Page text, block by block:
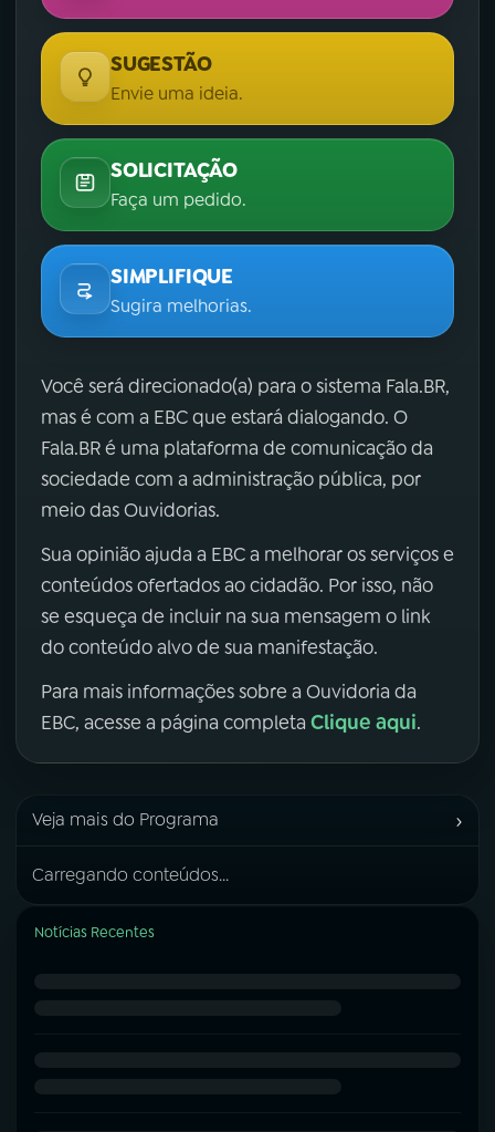
SUGESTÃO
Envie uma ideia.
SOLICITAÇÃO
Faça um pedido.
SIMPLIFIQUE
Sugira melhorias.
Você será direcionado(a) para o sistema Fala.BR,
mas é com a EBC que estará dialogando. O
Fala.BR é uma plataforma de comunicação da
sociedade com a administração pública, por
meio das Ouvidorias.
Sua opinião ajuda a EBC a melhorar os serviços e
conteúdos ofertados ao cidadão. Por isso, não
se esqueça de incluir na sua mensagem o link
do conteúdo alvo de sua manifestação.
Para mais informações sobre a Ouvidoria da
EBC, acesse a página completa Clique aqui.
Veja mais do Programa ›
Carregando conteúdos...
Notícias Recentes